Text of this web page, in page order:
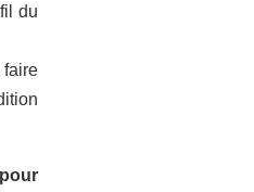
du
faire